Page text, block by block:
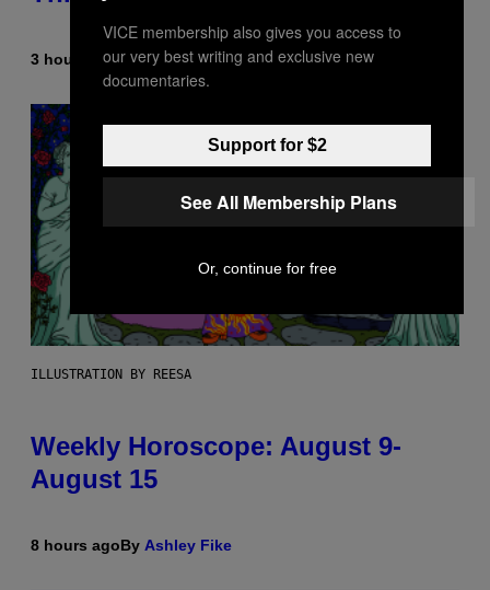
3 hours agoByDan Milam
ILLUSTRATION BY REESA
Weekly Horoscope: August 9-
August 15
8 hours agoBy Ashley Fike
VICE membership also gives you access to
our very best writing and exclusive new
documentaries.
Support for $2
See All Membership Plans
Or, continue for free